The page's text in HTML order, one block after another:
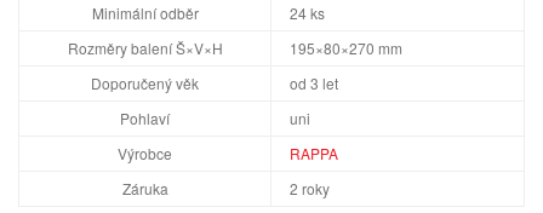
Minimální odběr
24 ks
Rozměry balení Š×V×H
195×80×270 mm
Doporučený věk
od 3 let
Pohlaví
uni
Výrobce
RAPPA
Záruka
2 roky